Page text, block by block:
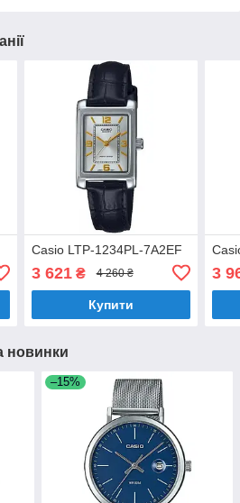
Casio LTP-1234PL-7A2EF
3 621₴ 4 260 ₴
Купити
3
новинки
–15%